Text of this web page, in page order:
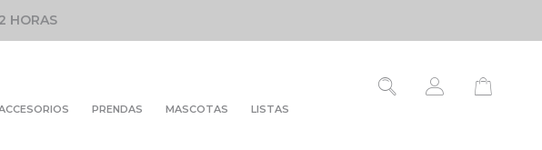
HORAS
PRENDAS MASCOTAS LISTAS